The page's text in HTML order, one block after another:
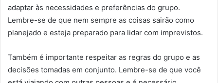
adaptar às necessidades e preferências do grupo.
Lembre-se de que nem sempre as coisas sairão como
planejado e esteja preparado para lidar com imprevistos.
Também é importante respeitar as regras do grupo e as
decisões tomadas em conjunto. Lembre-se de que você